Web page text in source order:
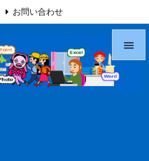

お問い合わせ